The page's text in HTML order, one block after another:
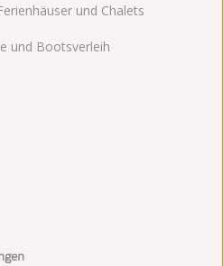
und Chalets
und Bootsverleih